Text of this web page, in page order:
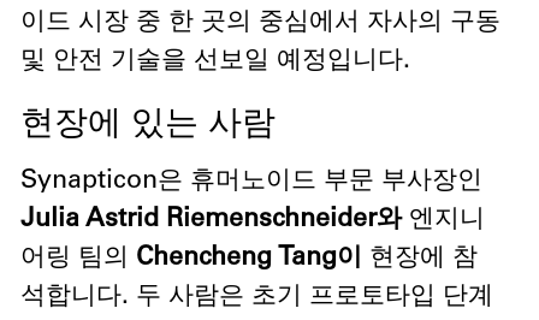
이드 시장 중 한 곳의 중심에서 자사의 구동
및 안전 기술을 선보일 예정입니다.
현장에 있는 사람
Synapticon은 휴머노이드 부문 부사장인
Julia Astrid Riemenschneider와엔지니
어링 팀의 Chencheng Tang이
현장에 참
석합니다. 두 사람은 초기 프로토타입 단계